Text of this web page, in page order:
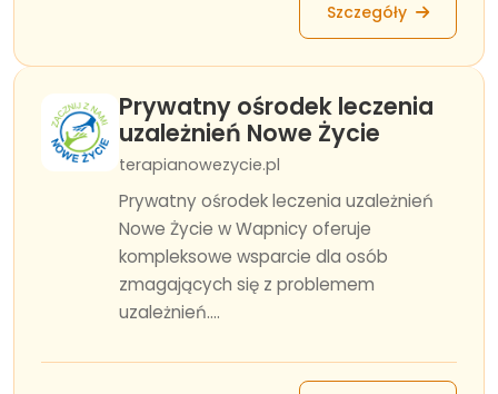
Szczegóły
Prywatny ośrodek leczenia
uzależnień Nowe Życie
terapianowezycie.pl
Prywatny ośrodek leczenia uzależnień
Nowe Życie w Wapnicy oferuje
kompleksowe wsparcie dla osób
zmagających się z problemem
uzależnień....